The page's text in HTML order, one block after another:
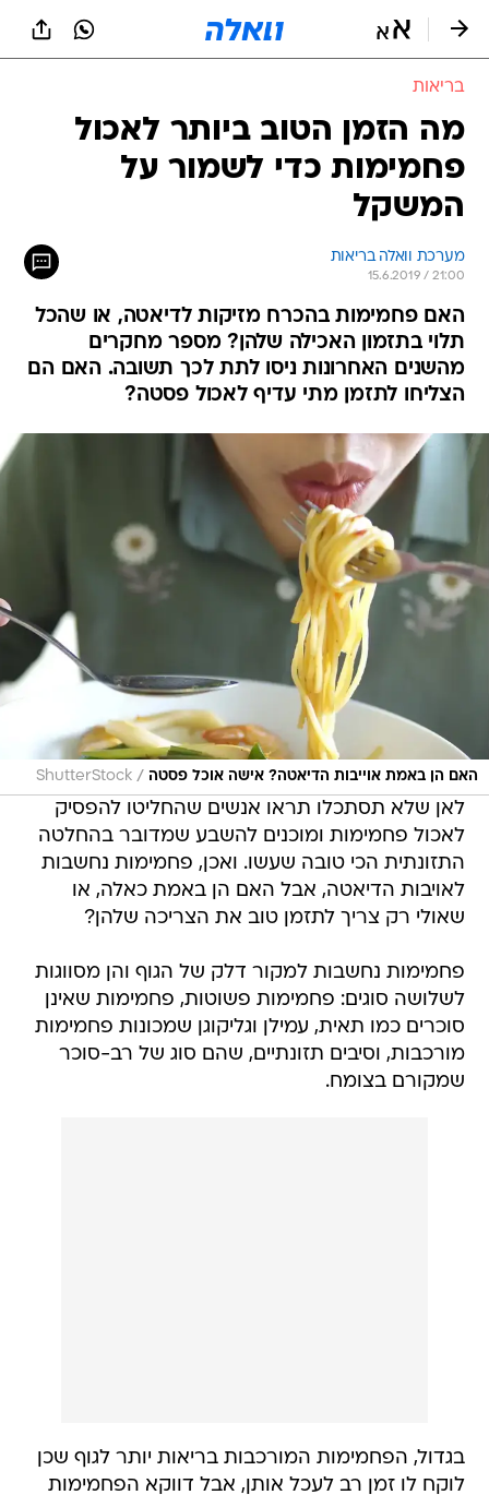
בריאות
מה הזמן הטוב ביותר לאכול
פחמימות כדי לשמור על
המשקל
מערכת וואלה בריאות
15.6.2019 / 21:00
האם פחמימות בהכרח מזיקות לדיאטה, או שהכל
תלוי בתזמון האכילה שלהן? מספר מחקרים
מהשנים האחרונות ניסו לתת לכך תשובה. האם הם
הצליחו לתזמן מתי עדיף לאכול פסטה?
האם הן באמת אוייבות הדיאטה? אישה אוכל פסטה /
ShutterStock
לאן שלא תסתכלו תראו אנשים שהחליטו להפסיק
לאכול פחמימות ומוכנים להשבע שמדובר בהחלטה
התזונתית הכי טובה שעשו. ואכן, פחמימות נחשבות
לאויבות הדיאטה, אבל האם הן באמת כאלה, או
שאולי רק צריך לתזמן טוב את הצריכה שלהן?
פחמימות נחשבות למקור דלק של הגוף והן מסווגות
לשלושה סוגים: פחמימות פשוטות, פחמימות שאינן
סוכרים כמו תאית, עמילן וגליקוגן שמכונות פחמימות
מורכבות, וסיבים תזונתיים, שהם סוג של רב-סוכר
שמקורם בצומח.
בגדול, הפחמימות המורכבות בריאות יותר לגוף שכן
לוקח לו זמן רב לעכל אותן, אבל דווקא הפחמימות